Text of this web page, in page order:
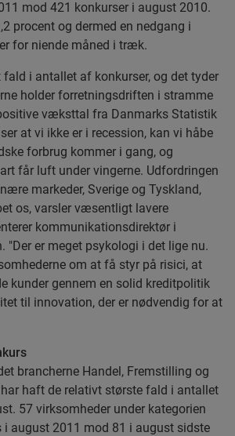
mod 421 konkurser i august 2010.
procent og dermed en nedgang i
for niende måned i træk.
i antallet af konkurser, og det tyder
holder forretningsdriften i stramme
væksttal fra Danmarks Statistik
at vi ikke er i recession, kan vi håbe
forbrug kommer i gang, og
får luft under vingerne. Udfordringen
markeder, Sverige og Tyskland,
os, varsler væsentligt lavere
kommunikationsdirektør i
"Der er meget psykologi i det lige nu.
om at få styr på risici, at
kunder gennem en solid kreditpolitik
til innovation, der er nødvendig for at
brancherne Handel, Fremstilling og
haft de relativt største fald i antallet
57 virksomheder under kategorien
i august 2011 mod 81 i august sidste